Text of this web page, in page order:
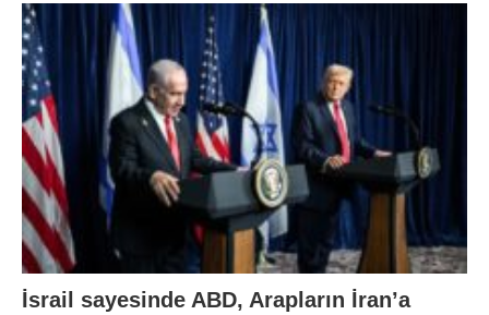
İsrail sayesinde ABD, Arapların İran’a